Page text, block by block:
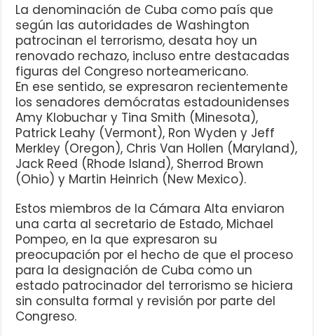
La denominación de Cuba como país que
según las autoridades de Washington
patrocinan el terrorismo, desata hoy un
renovado rechazo, incluso entre destacadas
figuras del Congreso norteamericano.
En ese sentido, se expresaron recientemente
los senadores demócratas estadounidenses
Amy Klobuchar y Tina Smith (Minesota),
Patrick Leahy (Vermont), Ron Wyden y Jeff
Merkley (Oregon), Chris Van Hollen (Maryland),
Jack Reed (Rhode Island), Sherrod Brown
(Ohio) y Martin Heinrich (New Mexico).
Estos miembros de la Cámara Alta enviaron
una carta al secretario de Estado, Michael
Pompeo, en la que expresaron su
preocupación por el hecho de que el proceso
para la designación de Cuba como un
estado patrocinador del terrorismo se hiciera
sin consulta formal y revisión por parte del
Congreso.